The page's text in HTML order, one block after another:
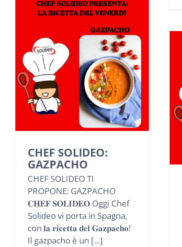
CHEF SOLIDEO:
GAZPACHO
CHEF SOLIDEO TI
PROPONE: GAZPACHO
𝐂𝐇𝐄𝐅 𝐒𝐎𝐋𝐈𝐃𝐄𝐎 Oggi Chef
Solideo vi porta in Spagna,
con 𝐥𝐚 𝐫𝐢𝐜𝐞𝐭𝐭𝐚 𝐝𝐞𝐥 𝐆𝐚𝐳𝐩𝐚𝐜𝐡𝐨!
Il gazpacho è un [...]